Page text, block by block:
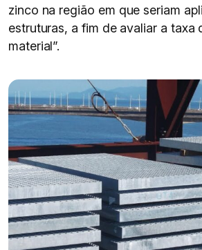
zinco na região em que seriam
estruturas, a fim de avaliar a taxa
material”.